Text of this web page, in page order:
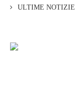
ULTIME NOTIZIE